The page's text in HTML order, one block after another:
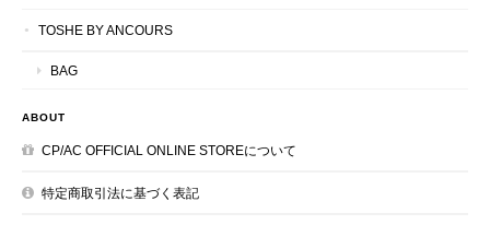
TOSHE BY ANCOURS
BAG
ABOUT
CP/AC OFFICIAL ONLINE STOREについて
特定商取引法に基づく表記